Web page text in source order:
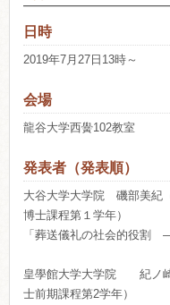
日時
2019年7月27日13時～
会場
龍谷大学西黌102教室
発表者（発表順）
大谷大学大学院 磯部美紀
博士課程第１学年）
「葬送儀礼の社会的役割
皇學館大学大学院 紀ノ崎
士前期課程第2学年）